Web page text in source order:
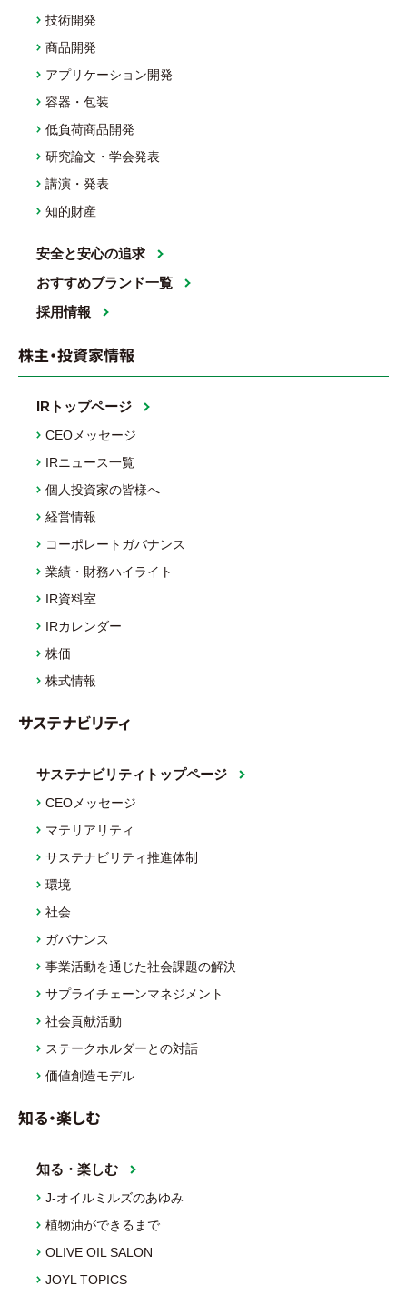
技術開発
商品開発
アプリケーション開発
容器・包装
低負荷商品開発
研究論文・学会発表
講演・発表
知的財産
安全と安心の追求
おすすめブランド一覧
採用情報
株主・投資家情報
IRトップページ
CEOメッセージ
IRニュース一覧
個人投資家の皆様へ
経営情報
コーポレートガバナンス
業績・財務ハイライト
IR資料室
IRカレンダー
株価
株式情報
サステナビリティ
サステナビリティトップページ
CEOメッセージ
マテリアリティ
サステナビリティ推進体制
環境
社会
ガバナンス
事業活動を通じた社会課題の解決
サプライチェーンマネジメント
社会貢献活動
ステークホルダーとの対話
価値創造モデル
知る・楽しむ
知る・楽しむ
J-オイルミルズのあゆみ
植物油ができるまで
OLIVE OIL SALON
JOYL TOPICS